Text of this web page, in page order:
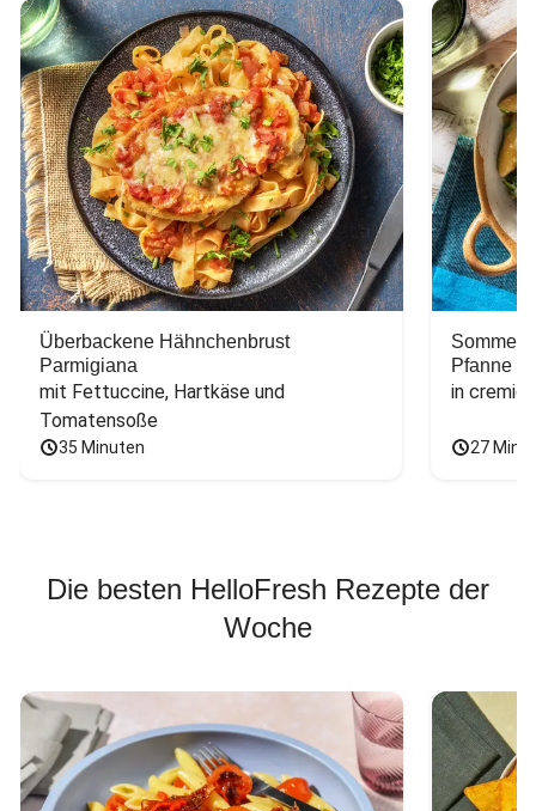
Überbackene Hähnchenbrust
Parmigiana
mit Fettuccine, Hartkäse und
Tomatensoße
35 Minuten
Pfanne
in
27
Die besten HelloFresh Rezepte der
Woche